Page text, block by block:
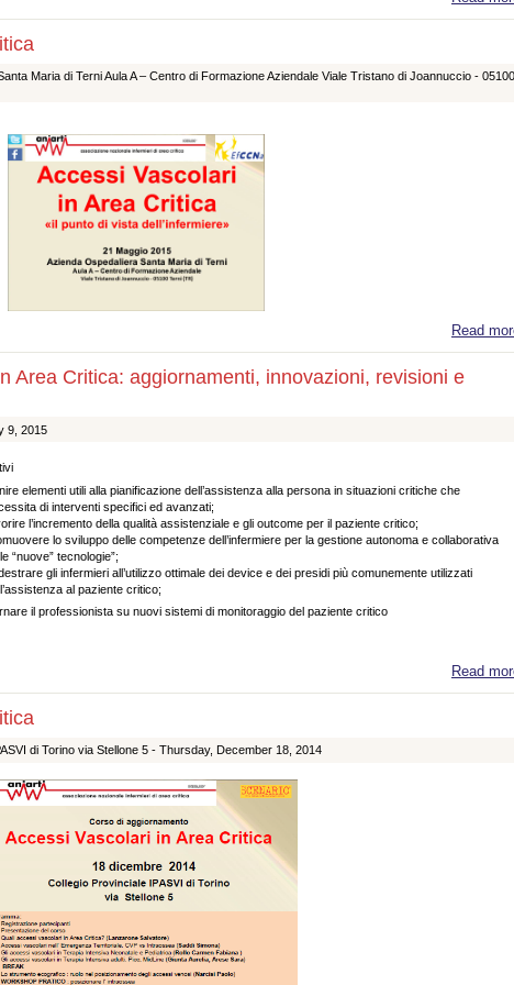
Maria di Terni Aula A – Centro di Formazione Aziendale Viale Tristano di Joannuccio - 05100
Read
Area Critica: aggiornamenti, innovazioni, revisioni e
9, 2015
elementi utili alla pianificazione dell’assistenza alla persona in situazioni critiche che
di interventi specifici ed avanzati;
l’incremento della qualità assistenziale e gli outcome per il paziente critico;
lo sviluppo delle competenze dell’infermiere per la gestione autonoma e collaborativa
“nuove” tecnologie”;
gli infermieri all’utilizzo ottimale dei device e dei presidi più comunemente utilizzati
al paziente critico;
il professionista su nuovi sistemi di monitoraggio del paziente critico
Read
di Torino via Stellone 5 - Thursday, December 18, 2014